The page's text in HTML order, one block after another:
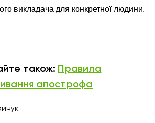
викладача для конкретної людини.
також: Правила
апострофа